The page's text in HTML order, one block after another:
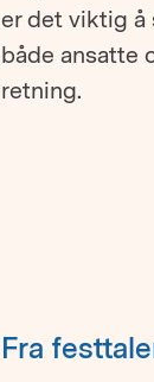
er det viktig å
både ansatte
retning.
Fra